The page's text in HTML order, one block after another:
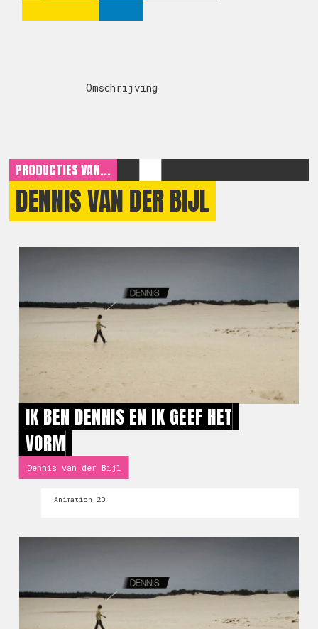
Omschrijving
PRODUCTIES VAN...
DENNIS VAN DER BIJL
IK BEN DENNIS EN IK GEEF HET
VORM
Dennis van der Bijl
Animation 2D